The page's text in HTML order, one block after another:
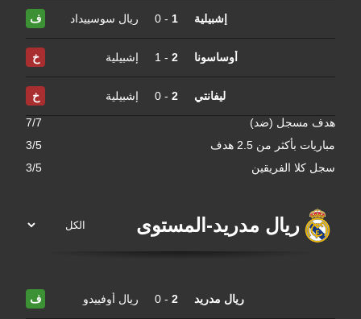
إشبيلية 1
-
0 ريال سوسييداد ف
أوساسونا 2
-
1 إشبيلية خ
ليفانتي 2
-
0 إشبيلية خ
هدف مسجل (ضد)
7/7
مباريات بأكثر من 2.5 هدف
3/5
سجل كلا الفريقين
3/5
ريال مدريد- المستوى
ريال مدريد 2
-
0 ريال أوفييدو ف